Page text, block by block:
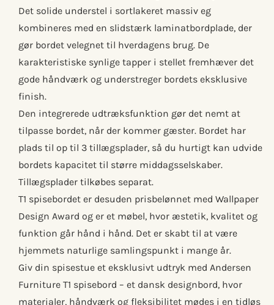
Det solide understel i sortlakeret massiv eg
kombineres med en slidstærk laminatbordplade, der
gør bordet velegnet til hverdagens brug. De
karakteristiske synlige tapper i stellet fremhæver det
gode håndværk og understreger bordets eksklusive
finish.
Den integrerede udtræksfunktion gør det nemt at
tilpasse bordet, når der kommer gæster. Bordet har
plads til op til 3 tillægsplader, så du hurtigt kan udvide
bordets kapacitet til større middagsselskaber.
Tillægsplader tilkøbes separat.
T1 spisebordet er desuden prisbelønnet med Wallpaper
Design Award og er et møbel, hvor æstetik, kvalitet og
funktion går hånd i hånd. Det er skabt til at være
hjemmets naturlige samlingspunkt i mange år.
Giv din spisestue et eksklusivt udtryk med Andersen
Furniture T1 spisebord – et dansk designbord, hvor
materialer, håndværk og fleksibilitet mødes i en tidløs